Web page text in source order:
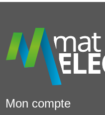
Mon compte